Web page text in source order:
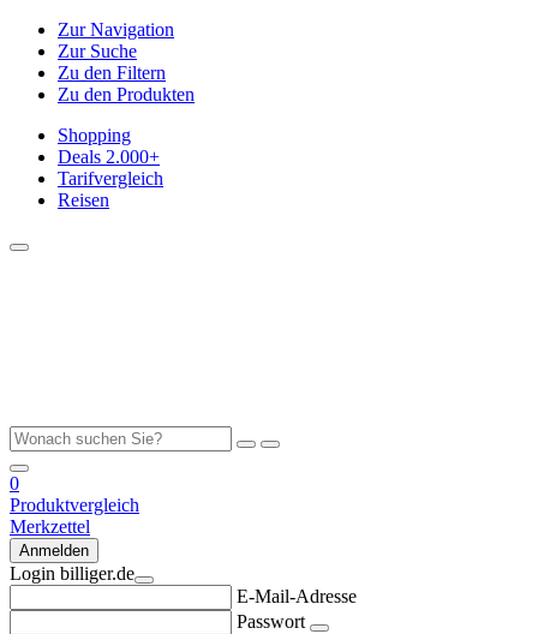
Zur Navigation
Zur Suche
Zu den Filtern
Zu den Produkten
Shopping
Deals 2.000+
Tarifvergleich
Reisen
0
Produktvergleich
Merkzettel
Anmelden
Login billiger.de
E-Mail-Adresse
Passwort